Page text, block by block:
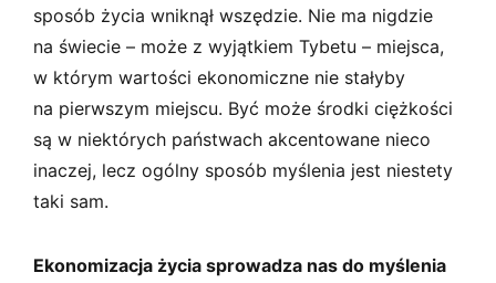
sposób życia wniknął wszędzie. Nie ma nigdzie
na świecie – może z wyjątkiem Tybetu – miejsca,
w którym wartości ekonomiczne nie stałyby
na pierwszym miejscu. Być może środki ciężkości
są w niektórych państwach akcentowane nieco
inaczej, lecz ogólny sposób myślenia jest niestety
taki sam.
Ekonomizacja życia sprowadza nas do myślenia